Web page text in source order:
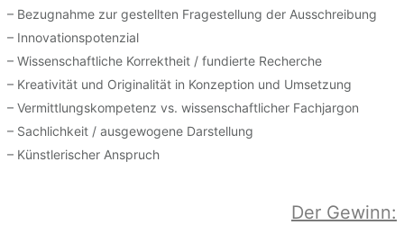
– Bezugnahme zur gestellten Fragestellung der Ausschreibung
– Innovationspotenzial
– Wissenschaftliche Korrektheit / fundierte Recherche
– Kreativität und Originalität in Konzeption und Umsetzung
– Vermittlungskompetenz vs. wissenschaftlicher Fachjargon
– Sachlichkeit / ausgewogene Darstellung
– Künstlerischer Anspruch
Der Gewinn: